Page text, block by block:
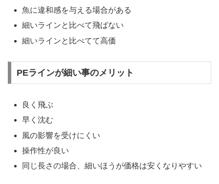
魚に違和感を与える場合がある
細いラインと比べて飛ばない
細いラインと比べてて高価
PEラインが細い事のメリット
良く飛ぶ
早く沈む
風の影響を受けにくい
操作性が良い
同じ長さの場合、細いほうが価格は安くなりやすい